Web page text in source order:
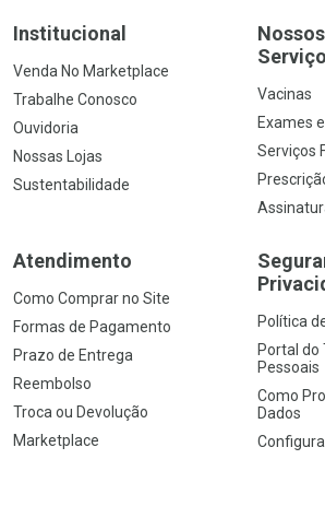
Institucional
Venda No Marketplace
Trabalhe Conosco
Ouvidoria
Nossas Lojas
Sustentabilidade
Nossos
Vacinas
Exames
Serviços
Atendimento
Como Comprar no Site
Formas de Pagamento
Prazo de Entrega
Reembolso
Troca ou Devolução
Marketplace
Política
Portal do
Pessoais
Como
Dados